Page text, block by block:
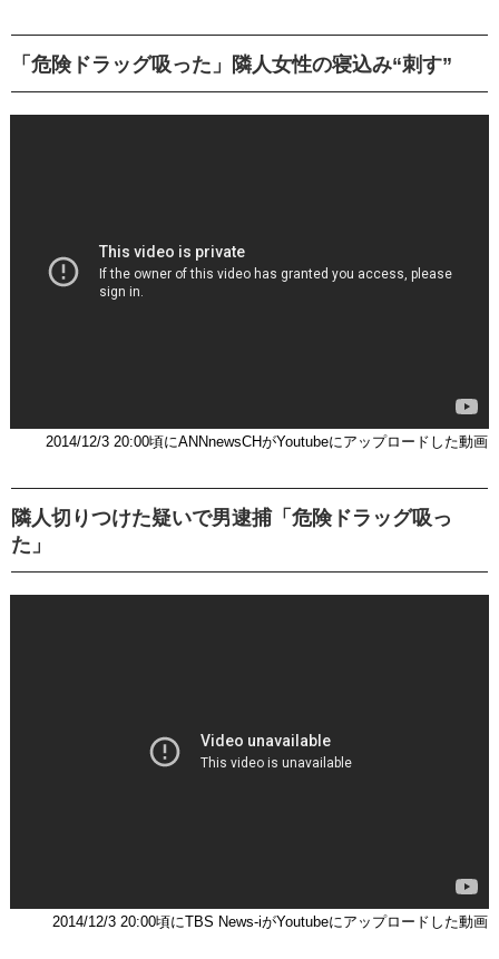
「危険ドラッグ吸った」隣人女性の寝込み“刺す”
2014/12/3 20:00頃にANNnewsCHがYoutubeにアップロードした動画
隣人切りつけた疑いで男逮捕「危険ドラッグ吸っ
た」
2014/12/3 20:00頃にTBS News-iがYoutubeにアップロードした動画